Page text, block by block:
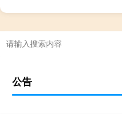
公告